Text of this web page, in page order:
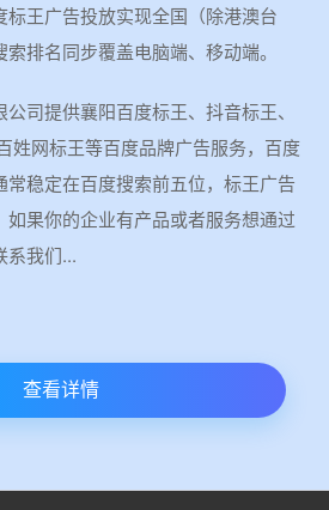
王广告投放实现全国（除港澳台
排名同步覆盖电脑端、移动端。
司提供襄阳百度标王、抖音标王、
姓网标王等百度品牌广告服务，百度
稳定在百度搜索前五位，标王广告
果你的企业有产品或者服务想通过
系我们...
查看详情